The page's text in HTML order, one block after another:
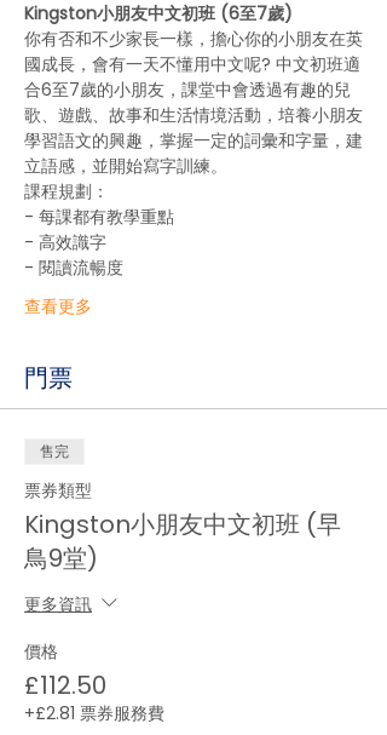
Kingston小朋友中文初班 (6至7歲)
你有否和不少家長一樣，擔心你的小朋友在英
國成長，會有一天不懂用中文呢? 中文初班適
合6至7歲的小朋友，課堂中會透過有趣的兒
歌、遊戲、故事和生活情境活動，培養小朋友
學習語文的興趣，掌握一定的詞彙和字量，建
立語感，並開始寫字訓練。
課程規劃：
- 每課都有教學重點
- 高效識字
- 閱讀流暢度
查看更多
門票
售完
票券類型
Kingston小朋友中文初班 (早
鳥9堂)
更多資訊
價格
£112.50
+£2.81 票券服務費